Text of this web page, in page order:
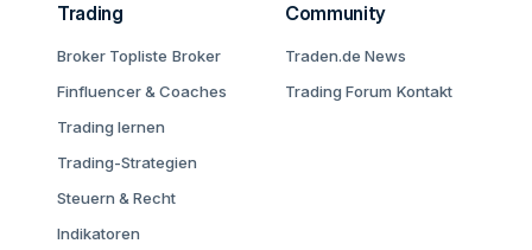
Trading
Broker Topliste Broker
Finfluencer & Coaches
Trading lernen
Trading-Strategien
Steuern & Recht
Indikatoren
Community
Traden.de News
Trading Forum Kontakt